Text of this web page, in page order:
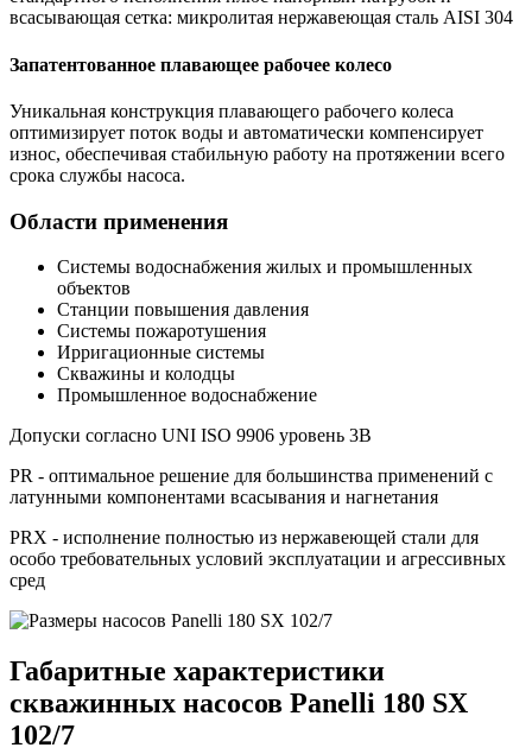
всасывающая сетка: микролитая нержавеющая сталь AISI 304
Запатентованное плавающее рабочее колесо
Уникальная конструкция плавающего рабочего колеса
оптимизирует поток воды и автоматически компенсирует
износ, обеспечивая стабильную работу на протяжении всего
срока службы насоса.
Области применения
Системы водоснабжения жилых и промышленных
объектов
Станции повышения давления
Системы пожаротушения
Ирригационные системы
Скважины и колодцы
Промышленное водоснабжение
Допуски согласно UNI ISO 9906 уровень 3B
PR - оптимальное решение для большинства применений с
латунными компонентами всасывания и нагнетания
PRX - исполнение полностью из нержавеющей стали для
особо требовательных условий эксплуатации и агрессивных
сред
Габаритные характеристики
скважинных насосов Panelli 180 SX
102/7